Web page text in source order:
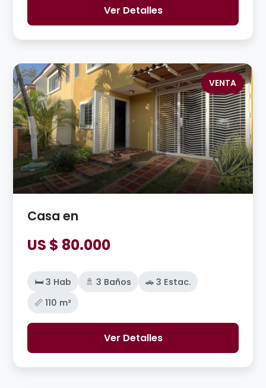
Ver Detalles
VENTA
Casa en
US $ 80.000
🛏️ 3 Hab 🚿 3 Baños
🚗 3 Estac.
📏 110 m²
Ver Detalles